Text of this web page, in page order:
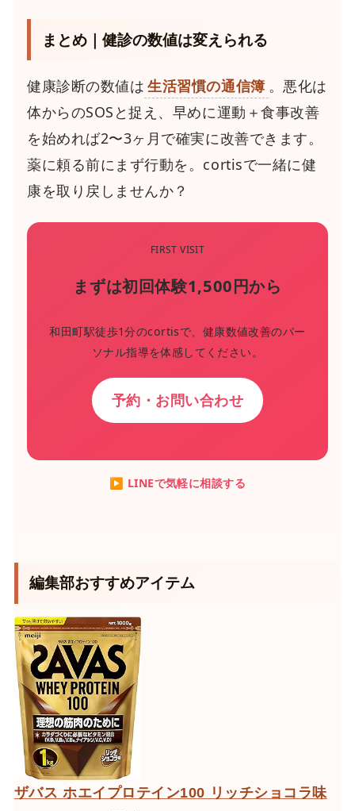
まとめ｜健診の数値は変えられる
健康診断の数値は 生活習慣の通信簿 。悪化は
体からのSOSと捉え、早めに運動＋食事改善
を始めれば2〜3ヶ月で確実に改善できます。
薬に頼る前にまず行動を。cortisで一緒に健
康を取り戻しませんか？
FIRST VISIT
まずは初回体験1,500円から
和田町駅徒歩1分のcortisで、健康数値改善のパー
ソナル指導を体感してください。
予約・お問い合わせ
▶ LINEで気軽に相談する
編集部おすすめアイテム
ザバス ホエイプロテイン100 リッチショコラ味